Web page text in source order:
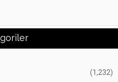
(1,232)